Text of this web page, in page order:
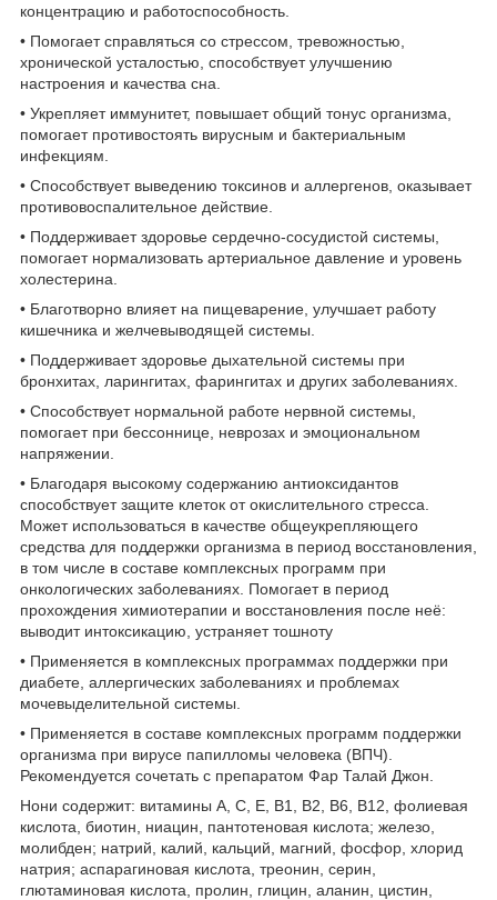
концентрацию и работоспособность.
• Помогает справляться со стрессом, тревожностью,
хронической усталостью, способствует улучшению
настроения и качества сна.
• Укрепляет иммунитет, повышает общий тонус организма,
помогает противостоять вирусным и бактериальным
инфекциям.
• Способствует выведению токсинов и аллергенов, оказывает
противовоспалительное действие.
• Поддерживает здоровье сердечно-сосудистой системы,
помогает нормализовать артериальное давление и уровень
холестерина.
• Благотворно влияет на пищеварение, улучшает работу
кишечника и желчевыводящей системы.
• Поддерживает здоровье дыхательной системы при
бронхитах, ларингитах, фарингитах и других заболеваниях.
• Способствует нормальной работе нервной системы,
помогает при бессоннице, неврозах и эмоциональном
напряжении.
• Благодаря высокому содержанию антиоксидантов
способствует защите клеток от окислительного стресса.
Может использоваться в качестве общеукрепляющего
средства для поддержки организма в период восстановления,
в том числе в составе комплексных программ при
онкологических заболеваниях. Помогает в период
прохождения химиотерапии и восстановления после неё:
выводит интоксикацию, устраняет тошноту
• Применяется в комплексных программах поддержки при
диабете, аллергических заболеваниях и проблемах
мочевыделительной системы.
• Применяется в составе комплексных программ поддержки
организма при вирусе папилломы человека (ВПЧ).
Рекомендуется сочетать с препаратом Фар Талай Джон.
Нони содержит: витамины А, С, Е, В1, В2, В6, В12, фолиевая
кислота, биотин, ниацин, пантотеновая кислота; железо,
молибден; натрий, калий, кальций, магний, фосфор, хлорид
натрия; аспарагиновая кислота, треонин, серин,
глютаминовая кислота, пролин, глицин, аланин, цистин,